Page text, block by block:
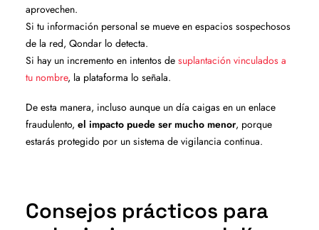
aprovechen.
Si tu información personal se mueve en espacios sospechosos
de la red, Qondar lo detecta.
Si hay un incremento en intentos de suplantación vinculados a
tu nombre, la plataforma lo señala.
De esta manera, incluso aunque un día caigas en un enlace
fraudulento, el impacto puede ser mucho menor, porque
estarás protegido por un sistema de vigilancia continua.
Consejos prácticos para